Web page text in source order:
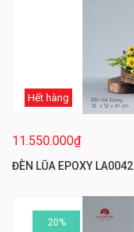
Hết hàng
11.550.000₫
ĐÈN LŨA EPOXY LA0042
20%